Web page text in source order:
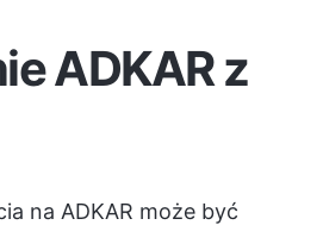
ADKAR z
na ADKAR może być